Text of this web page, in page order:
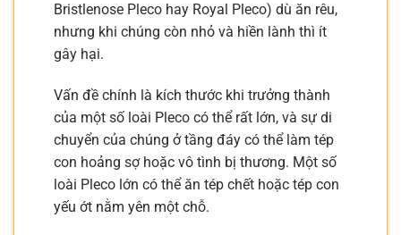
Bristlenose Pleco hay Royal Pleco) dù ăn rêu,
nhưng khi chúng còn nhỏ và hiền lành thì ít
gây hại.
Vấn đề chính là kích thước khi trưởng thành
của một số loài Pleco có thể rất lớn, và sự di
chuyển của chúng ở tầng đáy có thể làm tép
con hoảng sợ hoặc vô tình bị thương. Một số
loài Pleco lớn có thể ăn tép chết hoặc tép con
yếu ớt nằm yên một chỗ.